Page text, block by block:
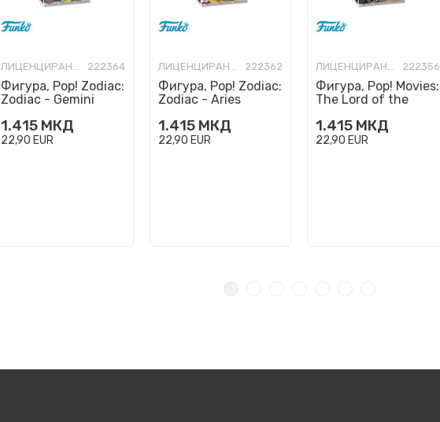
ЛИЦЕНЦИРАНИ ФИГУРИ И СЕТОВИ 222364
Фигура, Pop! Zodiac:
Zodiac - Gemini
1.415 МКД
22,90 EUR
ЛИЦЕНЦИРАНИ ФИГУРИ И СЕТОВИ 222362
Фигура, Pop! Zodiac:
Zodiac - Aries
1.415 МКД
22,90 EUR
ЛИЦЕНЦИРАНИ ФИГУРИ И СЕТОВИ 222356
Фигура, Pop! Movies:
The Lord of the
1.415 МКД
22,90 EUR